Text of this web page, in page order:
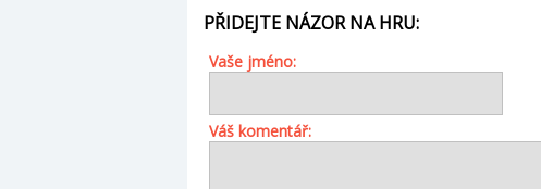
PŘIDEJTE NÁZOR NA HRU:
Vaše jméno:
Váš komentář: